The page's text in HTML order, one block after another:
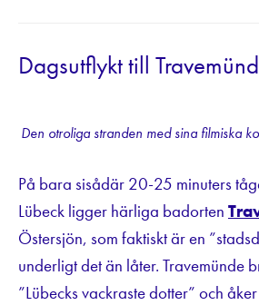
Dagsutflykt till
Den otroliga stranden med sina filmiska
På bara sisådär 20-25 minuters
Lübeck ligger härliga badorten
Östersjön, som faktiskt är en
underligt det än låter. Travemünde
”Lübecks vackraste dotter” och